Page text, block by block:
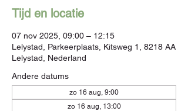
Tijd en locatie
07 nov 2025, 09:00 – 12:15
Lelystad, Parkeerplaats, Kitsweg 1, 8218 AA
Lelystad, Nederland
Andere datums
zo 16 aug, 9:00
zo 16 aug, 13:00